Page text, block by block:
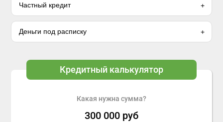
Частный кредит
Деньги под расписку
Кредитный калькулятор
Какая нужна сумма?
300 000 руб